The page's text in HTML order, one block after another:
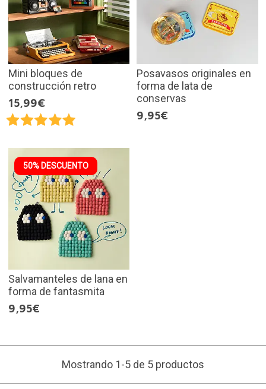
Mini bloques de
construcción retro
15,99€
Posavasos originales en
forma de lata de
conservas
9,95€
50% DESCUENTO
Salvamanteles de lana en
forma de fantasmita
9,95€
Mostrando 1-5 de 5 productos